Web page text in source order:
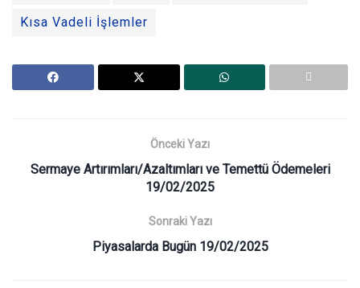
Kısa Vadeli İşlemler
Önceki Yazı
Sermaye Artırımları/Azaltımları ve Temettü Ödemeleri
19/02/2025
Sonraki Yazı
Piyasalarda Bugün 19/02/2025